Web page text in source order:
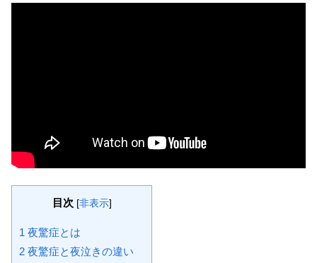
目次 [非表示]
1 夜驚症とは
2 夜驚症と夜泣きの違い